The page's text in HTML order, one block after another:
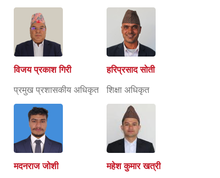
विजय प्रकाश गिरी
प्रमुख प्रशासकीय अधिकृत
हरिप्रसाद सोती
शिक्षा अधिकृत
मदनराज जोशी महेश कुमार खत्री